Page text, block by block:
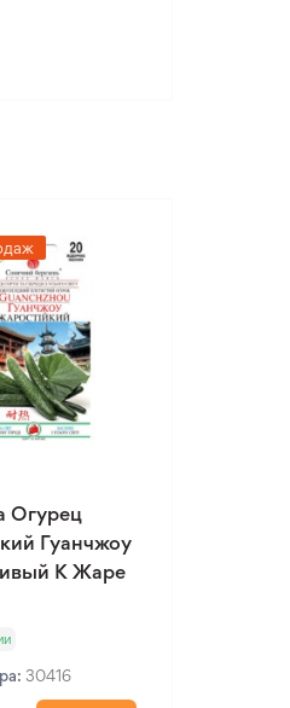
Огурец
Гуанчжоу
К Жаре
30416